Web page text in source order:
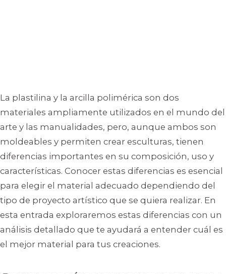
La plastilina y la arcilla polimérica son dos
materiales ampliamente utilizados en el mundo del
arte y las manualidades, pero, aunque ambos son
moldeables y permiten crear esculturas, tienen
diferencias importantes en su composición, uso y
características. Conocer estas diferencias es esencial
para elegir el material adecuado dependiendo del
tipo de proyecto artístico que se quiera realizar. En
esta entrada exploraremos estas diferencias con un
análisis detallado que te ayudará a entender cuál es
el mejor material para tus creaciones.